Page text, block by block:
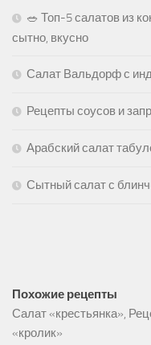
🥗 Топ-5 салатов из
сытно, вкусно
Салат Вальдорф с
Рецепты соусов и
Арабский салат
Сытный салат с
Похожие рецепты
Салат «крестьянка»,
«кролик»